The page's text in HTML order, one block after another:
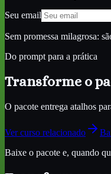
Seu email
Sem promessa milagrosa:
Do prompt para a prática
Transforme o
O pacote entrega atalhos
Ver curso relacionado
Baixe o pacote e, quando